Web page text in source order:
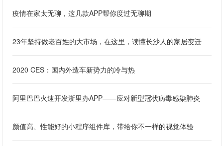
疫情在家太无聊，这几款APP帮你度过无聊期
23年坚持做老百姓的大市场，在这里，读懂长沙人的家居变迁
2020 CES：国内外造车新势力的冷与热
阿里巴巴火速开发浙里办APP——应对新型冠状病毒感染肺炎
颜值高、性能好的小程序组件库，带给你不一样的视觉体验